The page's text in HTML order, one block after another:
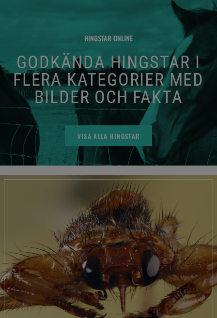
HINGSTAR ONLINE
GODKÄNDA HINGSTAR I
FLERA KATEGORIER MED
BILDER OCH FAKTA
VISA ALLA HINGSTAR